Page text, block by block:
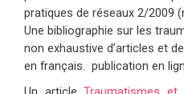
pratiques de réseaux 2/2009
Une bibliographie sur les
non exhaustive d’articles et
en français. publication en